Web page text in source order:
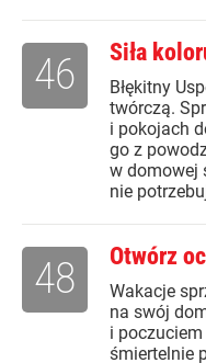
Siła
Błękitny
twórczą.
i pokojach
go z
w domowej
nie
46
Otwórz
Wakacje
na swój
i
śmiertelnie
48